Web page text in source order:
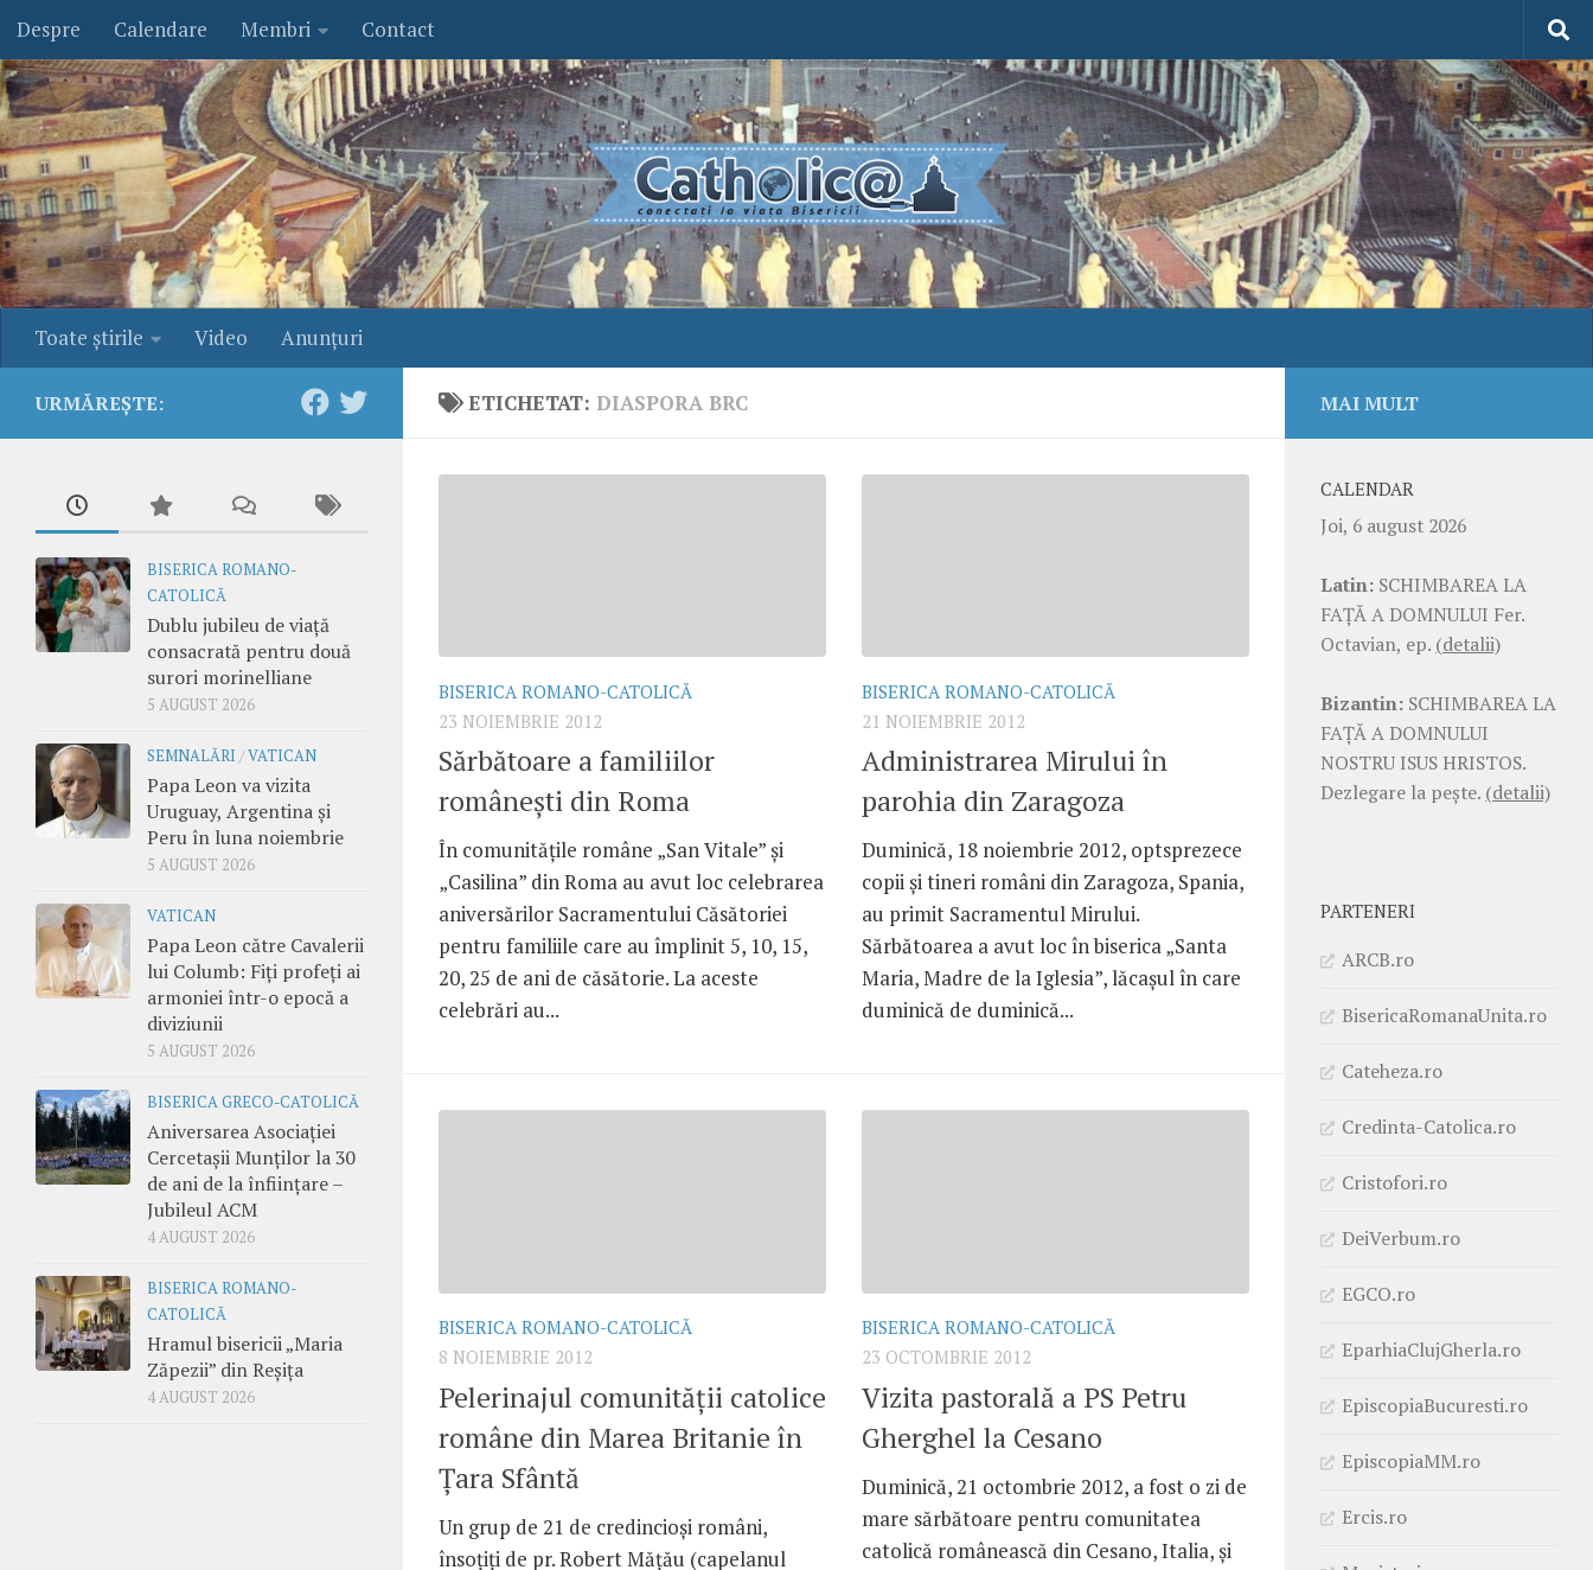
Skip to content
Despre Calendare Membri Contact
Toate ştirile Video Anunţuri
ETICHETAT: DIASPORA BRC
BISERICA ROMANO-CATOLICĂ
23 NOIEMBRIE 2012
Sărbătoare a familiilor
româneşti din Roma
În comunităţile române „San Vitale” şi
„Casilina” din Roma au avut loc celebrarea
aniversărilor Sacramentului Căsătoriei
pentru familiile care au împlinit 5, 10, 15,
20, 25 de ani de căsătorie. La aceste
celebrări au...
BISERICA ROMANO-CATOLICĂ
21 NOIEMBRIE 2012
Administrarea Mirului în
parohia din Zaragoza
Duminică, 18 noiembrie 2012, optsprezece
copii şi tineri români din Zaragoza, Spania,
au primit Sacramentul Mirului.
Sărbătoarea a avut loc în biserica „Santa
Maria, Madre de la Iglesia”, lăcaşul în care
duminică de duminică...
BISERICA ROMANO-CATOLICĂ
8 NOIEMBRIE 2012
Pelerinajul comunităţii catolice
române din Marea Britanie în
Ţara Sfântă
Un grup de 21 de credincioşi români,
însoţiţi de pr. Robert Măţău (capelanul
BISERICA ROMANO-CATOLICĂ
23 OCTOMBRIE 2012
Vizita pastorală a PS Petru
Gherghel la Cesano
Duminică, 21 octombrie 2012, a fost o zi de
mare sărbătoare pentru comunitatea
catolică românească din Cesano, Italia, şi
URMĂREȘTE:
BISERICA ROMANO-
CATOLICĂ
Dublu jubileu de viață
consacrată pentru două
surori morinelliane
5 AUGUST 2026
SEMNALĂRI /VATICAN
Papa Leon va vizita
Uruguay, Argentina și
Peru în luna noiembrie
5 AUGUST 2026
VATICAN
Papa Leon către Cavalerii
lui Columb: Fiți profeți ai
armoniei într-o epocă a
diviziunii
5 AUGUST 2026
BISERICA GRECO-CATOLICĂ
Aniversarea Asociației
Cercetașii Munților la 30
de ani de la înființare –
Jubileul ACM
4 AUGUST 2026
BISERICA ROMANO-
CATOLICĂ
Hramul bisericii „Maria
Zăpezii” din Reșița
4 AUGUST 2026
MAI MULT
CALENDAR
Joi, 6 august 2026
Latin: SCHIMBAREA LA
FAŢĂ A DOMNULUI Fer.
Octavian, ep. (detalii)
Bizantin: SCHIMBAREA LA
FAŢĂ A DOMNULUI
NOSTRU ISUS HRISTOS.
Dezlegare la pește. (detalii)
PARTENERI
ARCB.ro
BisericaRomanaUnita.ro
Cateheza.ro
Credinta-Catolica.ro
Cristofori.ro
DeiVerbum.ro
EGCO.ro
EparhiaClujGherla.ro
EpiscopiaBucuresti.ro
EpiscopiaMM.ro
Ercis.ro